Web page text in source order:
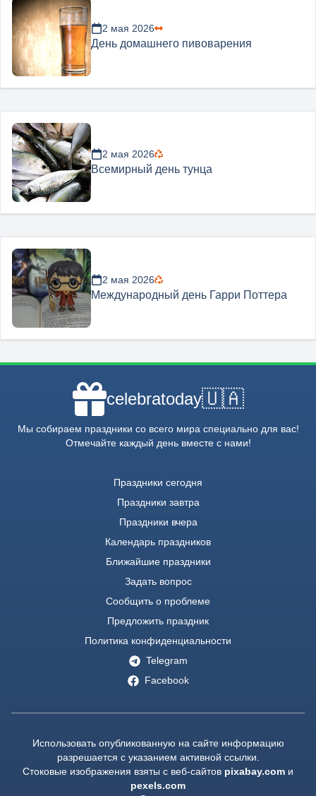
2 мая 2026
День домашнего пивоварения
2 мая 2026
Всемирный день тунца
2 мая 2026
Международный день Гарри Поттера
celebratoday🇺🇦
Мы собираем праздники со всего мира специально для вас!
Отмечайте каждый день вместе с нами!
Праздники сегодня
Праздники завтра
Праздники вчера
Календарь праздников
Ближайшие праздники
Задать вопрос
Сообщить о проблеме
Предложить праздник
Политика конфиденциальности
Telegram
Facebook
Использовать опубликованную на сайте информацию
разрешается с указанием активной ссылки.
Стоковые изображения взяты с веб-сайтов pixabay.com и
pexels.com